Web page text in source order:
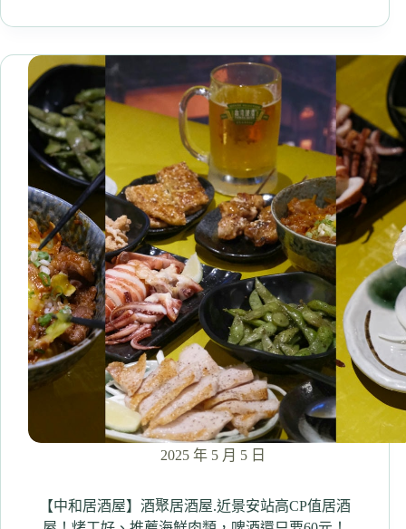
送
暖
物】
中
和
雙
人
套
餐
一
鍋
狂
吃
近
40
隻
蝦！
手
工
熬
煮
湯
底
牛、
自
2025 年 5 月 5 日
【中和居酒屋】酒聚居酒屋.近景安站高CP值居酒